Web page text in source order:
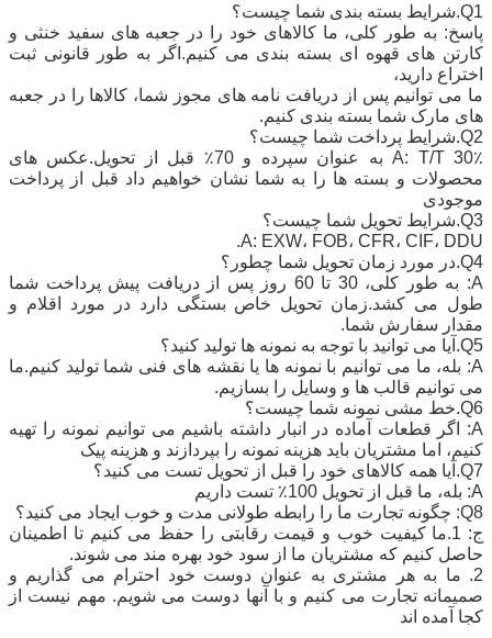
Q1.شرایط بسته بندی شما چیست؟
پاسخ: به طور کلی، ما کالاهای خود را در جعبه های سفید خنثی و
کارتن های قهوه ای بسته بندی می کنیم.اگر به طور قانونی ثبت
اختراع دارید،
ما می توانیم پس از دریافت نامه های مجوز شما، کالاها را در جعبه
های مارک شما بسته بندی کنیم.
Q2.شرایط پرداخت شما چیست؟
A: T/T 30٪ به عنوان سپرده و 70٪ قبل از تحویل.عکس های
محصولات و بسته ها را به شما نشان خواهیم داد قبل از پرداخت
موجودی
Q3.شرایط تحویل شما چیست؟
A: EXW، FOB، CFR، CIF، DDU.
Q4.در مورد زمان تحویل شما چطور؟
A: به طور کلی، 30 تا 60 روز پس از دریافت پیش پرداخت شما
طول می کشد.زمان تحویل خاص بستگی دارد در مورد اقلام و
مقدار سفارش شما.
Q5.آیا می توانید با توجه به نمونه ها تولید کنید؟
A: بله، ما می توانیم با نمونه ها یا نقشه های فنی شما تولید کنیم.ما
می توانیم قالب ها و وسایل را بسازیم.
Q6.خط مشی نمونه شما چیست؟
A: اگر قطعات آماده در انبار داشته باشیم می توانیم نمونه را تهیه
کنیم، اما مشتریان باید هزینه نمونه را بپردازند و هزینه پیک
Q7.آیا همه کالاهای خود را قبل از تحویل تست می کنید؟
A: بله، ما قبل از تحویل 100٪ تست داریم
Q8: چگونه تجارت ما را رابطه طولانی مدت و خوب ایجاد می کنید؟
ج: 1.ما کیفیت خوب و قیمت رقابتی را حفظ می کنیم تا اطمینان
حاصل کنیم که مشتریان ما از سود خود بهره مند می شوند.
2. ما به هر مشتری به عنوان دوست خود احترام می گذاریم و
صمیمانه تجارت می کنیم و با آنها دوست می شویم. مهم نیست از
کجا آمده اند